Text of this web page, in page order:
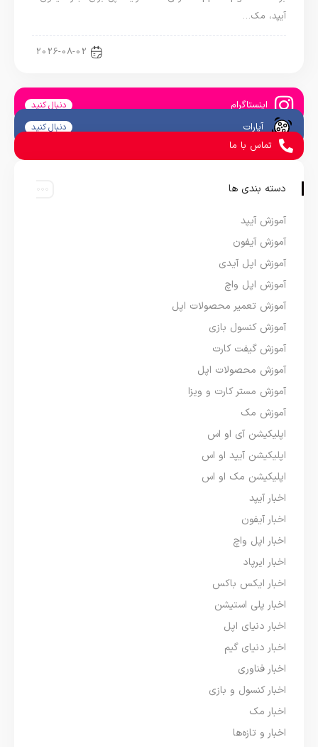
آیپد، مک…
2026-08-02
اینستاگرام دنبال کنید
آپارات دنبال کنید
تماس با ما
دسته بندی ها
آموزش آیپد
آموزش آیفون
آموزش اپل آیدی
آموزش اپل واچ
آموزش تعمیر محصولات اپل
آموزش کنسول بازی
آموزش گیفت کارت
آموزش محصولات اپل
آموزش مستر کارت و ویزا
آموزش مک
اپلیکیشن آی او اس
اپلیکیشن آیپد او اس
اپلیکیشن مک او اس
اخبار آیپد
اخبار آیفون
اخبار اپل واچ
اخبار ایرپاد
اخبار ایکس باکس
اخبار پلی استیشن
اخبار دنیای اپل
اخبار دنیای گیم
اخبار فناوری
اخبار کنسول و بازی
اخبار مک
اخبار و تازه‌ها